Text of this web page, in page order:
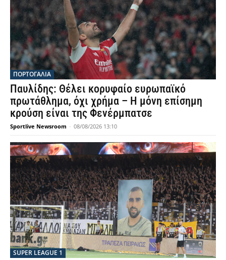
ΠΟΡΤΟΓΑΛΙΑ
Παυλίδης: Θέλει κορυφαίο ευρωπαϊκό
πρωτάθλημα, όχι χρήμα – Η μόνη επίσημη
κρούση είναι της Φενέρμπατσε
Sportlive Newsroom - 08/08/2026 13:10
SUPER LEAGUE 1